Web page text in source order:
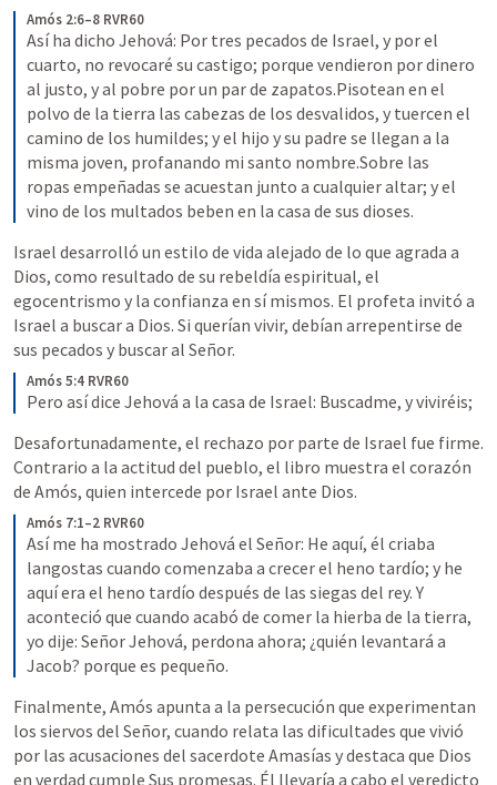
Amós 2:6–8 RVR60
Así ha dicho Jehová: Por tres pecados de Israel, y por el
cuarto, no revocaré su castigo; porque vendieron por dinero
al justo, y al pobre por un par de zapatos.Pisotean en el
polvo de la tierra las cabezas de los desvalidos, y tuercen el
camino de los humildes; y el hijo y su padre se llegan a la
misma joven, profanando mi santo nombre.Sobre las
ropas empeñadas se acuestan junto a cualquier altar; y el
vino de los multados beben en la casa de sus dioses.
Israel desarrolló un estilo de vida alejado de lo que agrada a
Dios, como resultado de su rebeldía espiritual, el
egocentrismo y la confianza en sí mismos. El profeta invitó a
Israel a buscar a Dios. Si querían vivir, debían arrepentirse de
sus pecados y buscar al Señor.
Amós 5:4 RVR60
Pero así dice Jehová a la casa de Israel: Buscadme, y viviréis;
Desafortunadamente, el rechazo por parte de Israel fue firme.
Contrario a la actitud del pueblo, el libro muestra el corazón
de Amós, quien intercede por Israel ante Dios.
Amós 7:1–2 RVR60
Así me ha mostrado Jehová el Señor: He aquí, él criaba
langostas cuando comenzaba a crecer el heno tardío; y he
aquí era el heno tardío después de las siegas del rey. Y
aconteció que cuando acabó de comer la hierba de la tierra,
yo dije: Señor Jehová, perdona ahora; ¿quién levantará a
Jacob? porque es pequeño.
Finalmente, Amós apunta a la persecución que experimentan
los siervos del Señor, cuando relata las dificultades que vivió
por las acusaciones del sacerdote Amasías y destaca que Dios
en verdad cumple Sus promesas. Él llevaría a cabo el veredicto